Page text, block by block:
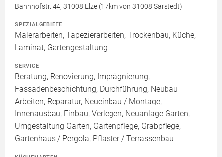
Bahnhofstr. 44, 31008 Elze (17km von 31008 Sarstedt)
SPEZIALGEBIETE
Malerarbeiten, Tapezierarbeiten, Trockenbau, Küche,
Laminat, Gartengestaltung
SERVICE
Beratung, Renovierung, Imprägnierung,
Fassadenbeschichtung, Durchführung, Neubau
Arbeiten, Reparatur, Neueinbau / Montage,
Innenausbau, Einbau, Verlegen, Neuanlage Garten,
Umgestaltung Garten, Gartenpflege, Grabpflege,
Gartenhaus / Pergola, Pflaster / Terrassenbau